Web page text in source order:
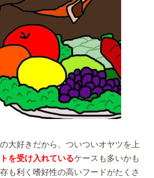
大好きだから、ついついオヤツを上
を受け入れているケースも多いかも
も利く嗜好性の高いフードがたくさ